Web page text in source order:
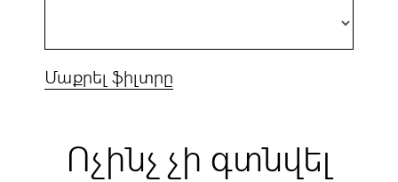
Մաքրել ֆիլտրը
Ոչինչ չի գտնվել